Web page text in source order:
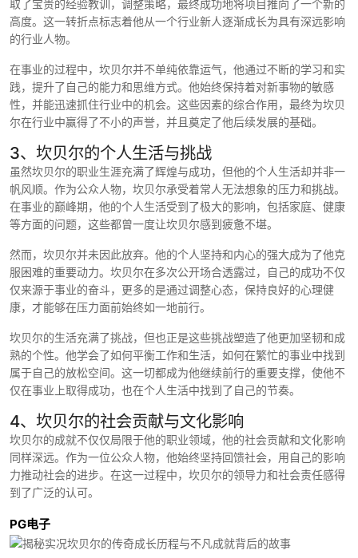
取了宝贵的经验教训，调整策略，最终成功地将项目推向了一个新的
高度。这一转折点标志着他从一个行业新人逐渐成长为具有深远影响
的行业人物。
在事业的过程中，坎贝尔并不单纯依靠运气，他通过不断的学习和实
践，提升了自己的能力和思维方式。他始终保持着对新事物的敏感
性，并能迅速抓住行业中的机会。这些因素的综合作用，最终为坎贝
尔在行业中赢得了不小的声誉，并且奠定了他后续发展的基础。
3、坎贝尔的个人生活与挑战
虽然坎贝尔的职业生涯充满了辉煌与成功，但他的个人生活却并非一
帆风顺。作为公众人物，坎贝尔承受着常人无法想象的压力和挑战。
在事业的巅峰期，他的个人生活受到了极大的影响，包括家庭、健康
等方面的问题，这些都曾一度让坎贝尔感到疲惫不堪。
然而，坎贝尔并未因此放弃。他的个人坚持和内心的强大成为了他克
服困难的重要动力。坎贝尔在多次公开场合透露过，自己的成功不仅
仅来源于事业的奋斗，更多的是通过调整心态，保持良好的心理健
康，才能够在压力面前始终如一地前行。
坎贝尔的生活充满了挑战，但也正是这些挑战塑造了他更加坚韧和成
熟的个性。他学会了如何平衡工作和生活，如何在繁忙的事业中找到
属于自己的放松空间。这一切都成为他继续前行的重要支撑，使他不
仅在事业上取得成功，也在个人生活中找到了自己的节奏。
4、坎贝尔的社会贡献与文化影响
坎贝尔的成就不仅仅局限于他的职业领域，他的社会贡献和文化影响
同样深远。作为一位公众人物，他始终坚持回馈社会，用自己的影响
力推动社会的进步。在这一过程中，坎贝尔的领导力和社会责任感得
到了广泛的认可。
PG电子